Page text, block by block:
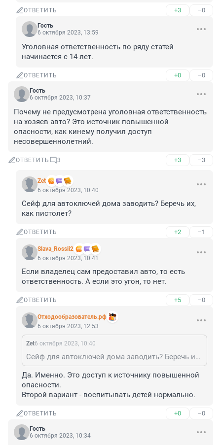
ОТВЕТИТЬ +3 –0
Гость
6 октября 2023, 13:59
Уголовная ответственность по ряду статей
начинается с 14 лет.
ОТВЕТИТЬ +0 –0
Гость
6 октября 2023, 10:37
Почему не предусмотрена уголовная ответственность
на хозяев авто? Это источник повышенной
опасности, как кинему получил доступ
несовершеннолетний.
ОТВЕТИТЬ 3 +3 –3
Zet
6 октября 2023, 10:40
Сейф для автоключей дома заводить? Беречь их,
как пистолет?
ОТВЕТИТЬ +2 –1
Slava_Rossii2
6 октября 2023, 10:41
Если владелец сам предоставил авто, то есть
ответственность. А если это угон, то нет.
ОТВЕТИТЬ +5 –0
Отходообразователь.рф
6 октября 2023, 12:53
Zet6 октября 2023, 10:40
Сейф для автоключей дома заводить? Беречь их, как пистолет?
Да. Именно. Это доступ к источнику повышенной
опасности.
Второй вариант - воспитывать детей нормально.
ОТВЕТИТЬ +0 –0
Гость
6 октября 2023, 10:34